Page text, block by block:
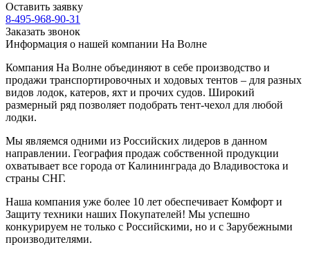
Оставить заявку
8-495-968-90-31
Заказать звонок
Информация о нашей компании На Волне
Компания На Волне объединяют в себе производство и
продажи транспортировочных и ходовых тентов – для разных
видов лодок, катеров, яхт и прочих судов. Широкий
размерный ряд позволяет подобрать тент-чехол для любой
лодки.
Мы являемся одними из Российских лидеров в данном
направлении. География продаж собственной продукции
охватывает все города от Калининграда до Владивостока и
страны СНГ.
Наша компания уже более 10 лет обеспечивает Комфорт и
Защиту техники наших Покупателей! Мы успешно
конкурируем не только с Российскими, но и с Зарубежными
производителями.